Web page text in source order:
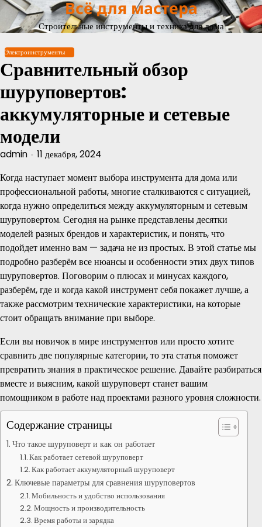
Перейти
содержимому
Всё для мастера
Строительные инструменты и техника для дома
Электроинструменты
Сравнительный обзор
шуруповертов:
аккумуляторные и сетевые
модели
admin 11 декабря, 2024
Когда наступает момент выбора инструмента для дома или
профессиональной работы, многие сталкиваются с ситуацией,
когда нужно определиться между аккумуляторным и сетевым
шуруповертом. Сегодня на рынке представлены десятки
моделей разных брендов и характеристик, и понять, что
подойдет именно вам — задача не из простых. В этой статье мы
подробно разберём все нюансы и особенности этих двух типов
шуруповертов. Поговорим о плюсах и минусах каждого,
разберём, где и когда какой инструмент себя покажет лучше, а
также рассмотрим технические характеристики, на которые
стоит обращать внимание при выборе.
Если вы новичок в мире инструментов или просто хотите
сравнить две популярные категории, то эта статья поможет
превратить знания в практическое решение. Давайте разбираться
вместе и выясним, какой шуруповерт станет вашим
помощником в работе над проектами разного уровня сложности.
Содержание страницы
Что такое шуруповерт и как он работает
Как работает сетевой шуруповерт
Как работает аккумуляторный шуруповерт
Ключевые параметры для сравнения шуруповертов
Мобильность и удобство использования
Мощность и производительность
Время работы и зарядка